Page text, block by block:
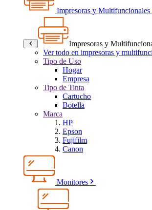
Impresoras y Multifuncionales
Impresoras y
Ver todo en impresoras y
Tipo de Uso
Hogar
Empresa
Tipo de Tinta
Cartucho
Botella
Marca
HP
Epson
Fujifilm
Canon
Monitores